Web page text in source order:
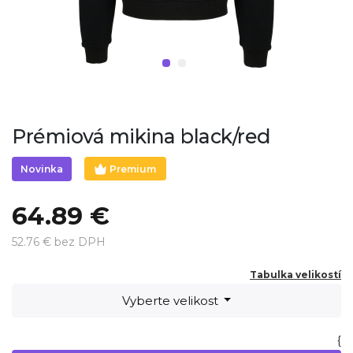
Prémiová mikina black/red
Novinka Premium
64.89 €
52.76 € bez DPH
Tabulka velikostí
Vyberte velikost
{